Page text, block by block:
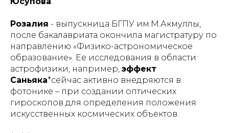
Розалия - выпускница БГПУ им.М.Акмуллы,
после бакалавриата окончила магистратуру по
направлению «Физико-астрономическое
образование». Ее исследования в области
астрофизики, например, эффект
Саньяка*сейчас активно внедряются в
фотонике – при создании оптических
гироскопов для определения положения
искусственных космических объектов.